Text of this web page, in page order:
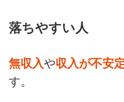
落ちやすい人
無収入や収入が不安
す。